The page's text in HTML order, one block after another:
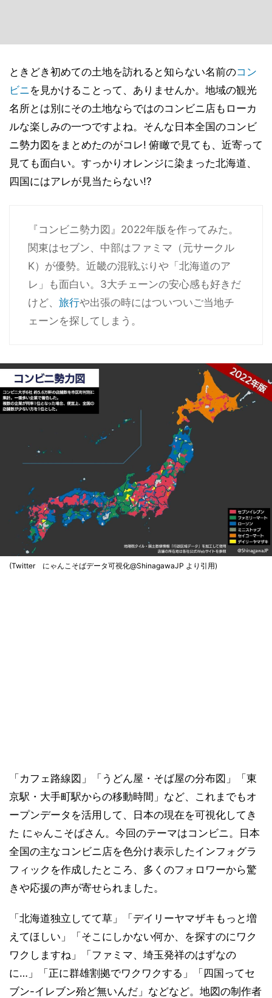
ときどき初めての土地を訪れると知らない名前のコン
ビニを見かけることって、ありませんか。地域の観光
名所とは別にその土地ならではのコンビニ店もローカ
ルな楽しみの一つですよね。そんな日本全国のコンビ
ニ勢力図をまとめたのがコレ! 俯瞰で見ても、近寄って
見ても面白い。すっかりオレンジに染まった北海道、
四国にはアレが見当たらない!?
『コンビニ勢力図』2022年版を作ってみた。
関東はセブン、中部はファミマ（元サークル
K）が優勢。近畿の混戦ぶりや「北海道のア
レ」も面白い。3大チェーンの安心感も好きだ
けど、 旅行や出張の時にはついついご当地チ
ェーンを探してしまう。
(Twitter にゃんこそばデータ可視化@ShinagawaJP より引用)
「カフェ路線図」「うどん屋・そば屋の分布図」「東
京駅・大手町駅からの移動時間」など、これまでもオ
ープンデータを活用して、日本の現在を可視化してき
た にゃんこそばさん。今回のテーマはコンビニ。日本
全国の主なコンビニ店を色分け表示したインフォグラ
フィックを作成したところ、多くのフォロワーから驚
きや応援の声が寄せられました。
「北海道独立してて草」「デイリーヤマザキもっと増
えてほしい」「そこにしかない何か、を探すのにワク
ワクしますね」「ファミマ、埼玉発祥のはずなの
に…」「正に群雄割拠でワクワクする」「四国ってセ
ブン-イレブン殆ど無いんだ」などなど。地図の制作者